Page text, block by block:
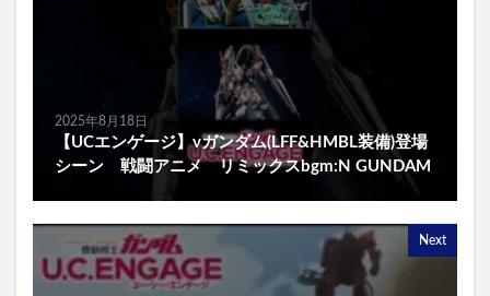
2025年8月18日
【UCエンゲージ】νガンダム(LFF&HMBL装備)登場
シーン 戦闘アニメ リミックスbgm:N GUNDAM
Next